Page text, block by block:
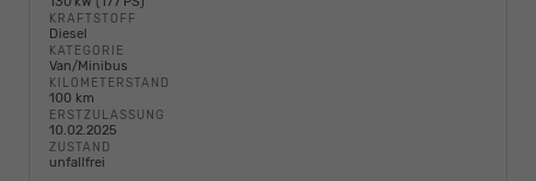
KRAFTSTOFF
Diesel
KATEGORIE
Van/Minibus
KILOMETERSTAND
100 km
ERSTZULASSUNG
10.02.2025
ZUSTAND
unfallfrei